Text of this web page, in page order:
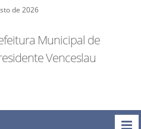
de 2026
Municipal de
Venceslau